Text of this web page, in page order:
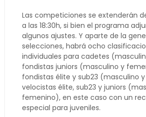
Las competiciones se extenderán
a las 18:30h, si bien el programa
algunos ajustes. Y aparte de la
selecciones, habrá ocho
individuales para cadetes
fondistas juniors (masculino y
fondistas élite y sub23 (masculino
velocistas élite, sub23 y juniors
femenino), en este caso con un
especial para juveniles.